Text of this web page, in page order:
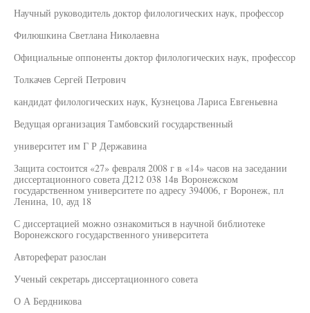
Научный руководитель доктор филологических наук, профессор
Филюшкина Светлана Николаевна
Официальные оппоненты доктор филологических наук, профессор
Толкачев Сергей Петрович
кандидат филологических наук, Кузнецова Лариса Евгеньевна
Ведущая организация Тамбовский государственный
университет им Г Р Державина
Защита состоится «27» февраля 2008 г в «14» часов на заседании
диссертационного совета Д212 038 14в Воронежском
государственном университете по адресу 394006, г Воронеж, пл
Ленина, 10, ауд 18
С диссертацией можно ознакомиться в научной библиотеке
Воронежского государственного университета
Автореферат разослан
Ученый секретарь диссертационного совета
О А Бердникова